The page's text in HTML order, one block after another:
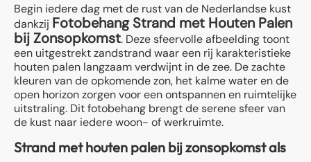
Begin iedere dag met de rust van de Nederlandse kust
dankzij Fotobehang Strand met Houten Palen
bij Zonsopkomst. Deze sfeervolle afbeelding toont
een uitgestrekt zandstrand waar een rij karakteristieke
houten palen langzaam verdwijnt in de zee. De zachte
kleuren van de opkomende zon, het kalme water en de
open horizon zorgen voor een ontspannen en ruimtelijke
uitstraling. Dit fotobehang brengt de serene sfeer van
de kust naar iedere woon- of werkruimte.
Strand met houten palen bij zonsopkomst als